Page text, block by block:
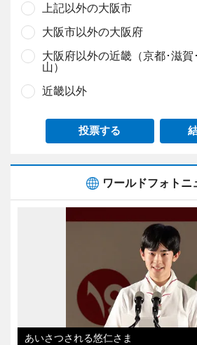
上記以外の大阪市
大阪市以外の大阪府
大阪府以外の近畿（京都･滋
山）
近畿以外
投票する
ワールドフォトニ
あいさつされる悠仁さま